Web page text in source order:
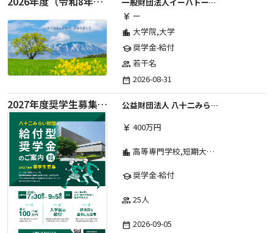
currency_yen ー
location_city 大学院,大学
school奨学金-給付
group 若干名
date_range 2026-08-31
2027年度奨学生募集要項
公益財団法人 八十二みらい財団
currency_yen 400万円
location_city 高等専門学校,短期大学,専修学校,大学
school奨学金-給付
group 25人
date_range 2026-09-05